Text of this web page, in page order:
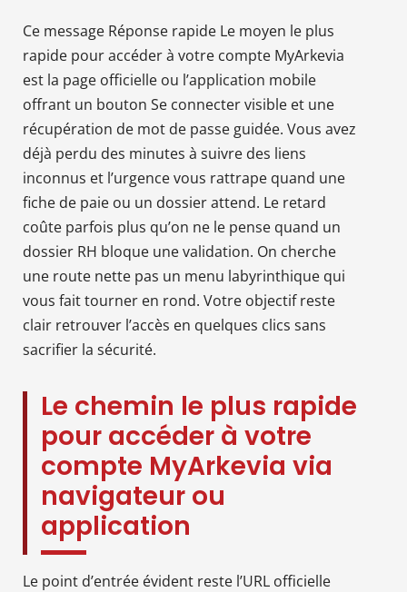
Ce message Réponse rapide Le moyen le plus
rapide pour accéder à votre compte MyArkevia
est la page officielle ou l’application mobile
offrant un bouton Se connecter visible et une
récupération de mot de passe guidée. Vous avez
déjà perdu des minutes à suivre des liens
inconnus et l’urgence vous rattrape quand une
fiche de paie ou un dossier attend. Le retard
coûte parfois plus qu’on ne le pense quand un
dossier RH bloque une validation. On cherche
une route nette pas un menu labyrinthique qui
vous fait tourner en rond. Votre objectif reste
clair retrouver l’accès en quelques clics sans
sacrifier la sécurité.
Le chemin le plus rapide
pour accéder à votre
compte MyArkevia via
navigateur ou
application
Le point d’entrée évident reste l’URL officielle